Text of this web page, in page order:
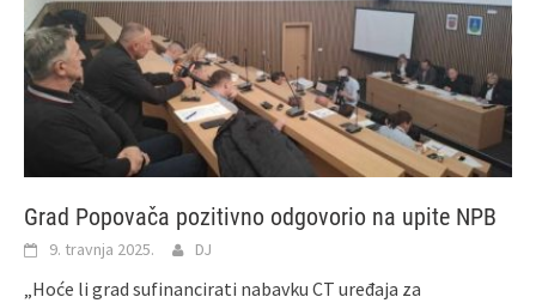
Grad Popovača pozitivno odgovorio na upite NPB
9. travnja 2025. DJ
„Hoće li grad sufinancirati nabavku CT uređaja za